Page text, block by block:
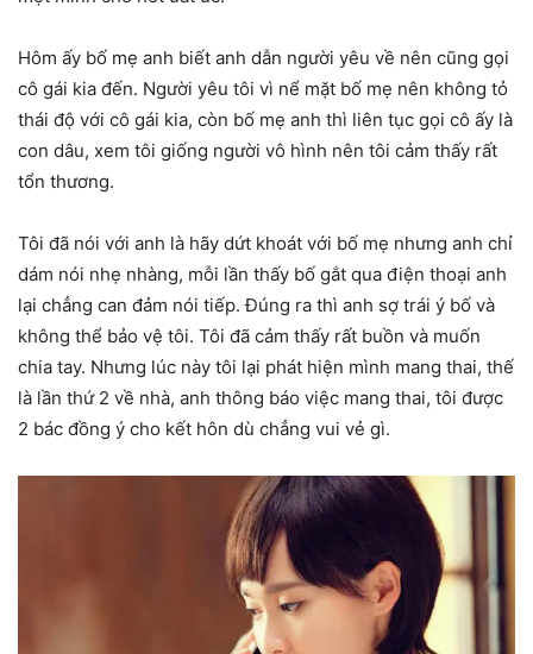
Hôm ấy bố mẹ anh biết anh dẫn người yêu về nên cũng gọi
cô gái kia đến. Người yêu tôi vì nể mặt bố mẹ nên không tỏ
thái độ với cô gái kia, còn bố mẹ anh thì liên tục gọi cô ấy là
con dâu, xem tôi giống người vô hình nên tôi cảm thấy rất
tổn thương.
Tôi đã nói với anh là hãy dứt khoát với bố mẹ nhưng anh chỉ
dám nói nhẹ nhàng, mỗi lần thấy bố gắt qua điện thoại anh
lại chẳng can đảm nói tiếp. Đúng ra thì anh sợ trái ý bố và
không thể bảo vệ tôi. Tôi đã cảm thấy rất buồn và muốn
chia tay. Nhưng lúc này tôi lại phát hiện mình mang thai, thế
là lần thứ 2 về nhà, anh thông báo việc mang thai, tôi được
2 bác đồng ý cho kết hôn dù chẳng vui vẻ gì.